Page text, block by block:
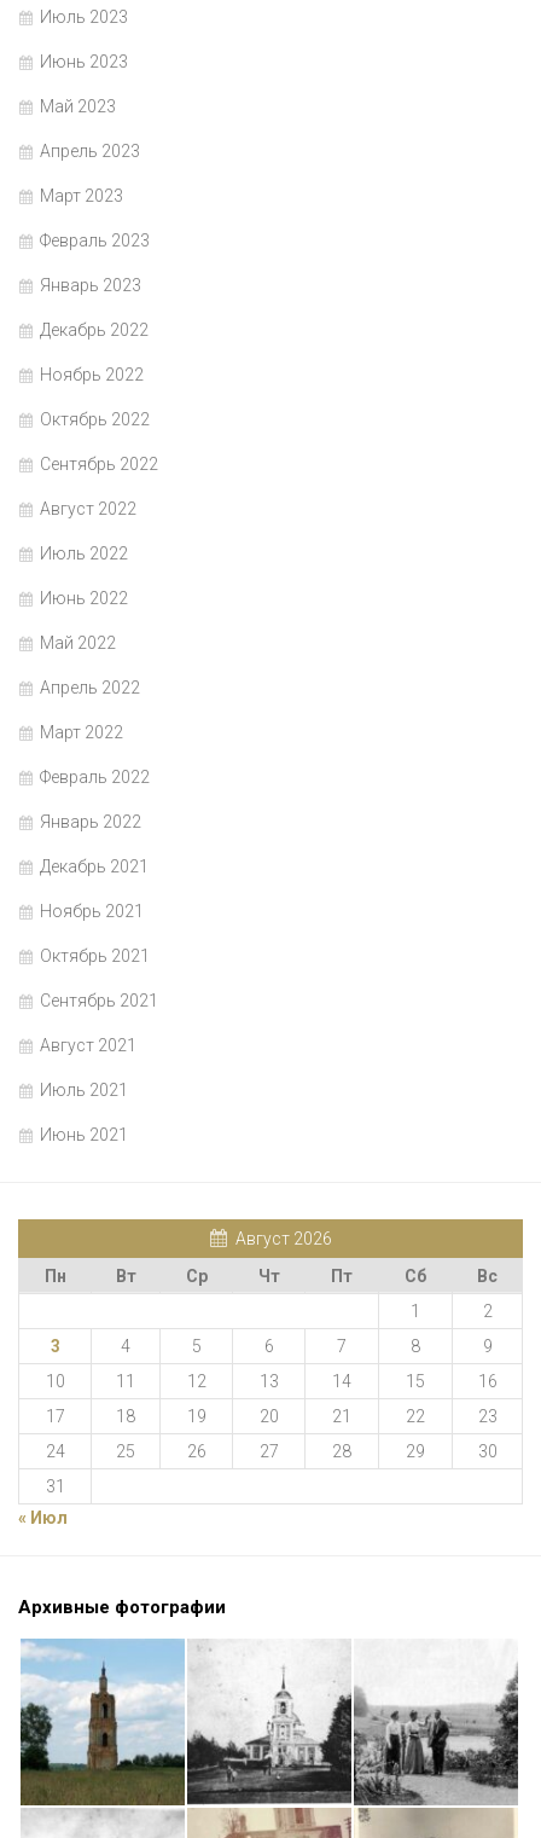
Июль 2023
Июнь 2023
Май 2023
Апрель 2023
Март 2023
Февраль 2023
Январь 2023
Декабрь 2022
Ноябрь 2022
Октябрь 2022
Сентябрь 2022
Август 2022
Июль 2022
Июнь 2022
Май 2022
Апрель 2022
Март 2022
Февраль 2022
Январь 2022
Декабрь 2021
Ноябрь 2021
Октябрь 2021
Сентябрь 2021
Август 2021
Июль 2021
Июнь 2021
Август 2026
Пн
Вт Ср Чт Пт Сб
Вс
1
2
3
4 5 6 7 8
9
10
11 12 13 14 15
16
17
18 19 20 21 22
23
24
25 26 27 28 29
30
31
« Июл
Архивные фотографии